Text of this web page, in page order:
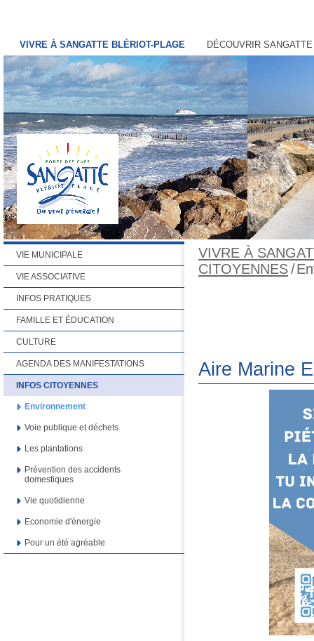
VIVRE À SANGATTE BLÉRIOT-PLAGE DÉCOUVRIR
VIVRE À
CITOYENNES/
Aire Marine
VIE MUNICIPALE
VIE ASSOCIATIVE
INFOS PRATIQUES
FAMILLE ET ÉDUCATION
CULTURE
AGENDA DES MANIFESTATIONS
INFOS CITOYENNES
Environnement
Voie publique et déchets
Les plantations
Prévention des accidents
domestiques
Vie quotidienne
Economie d'énergie
Pour un été agréable